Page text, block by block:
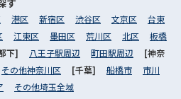
す
港区 新宿区 渋谷区 文京区
台東
江東区 墨田区 荒川区 北区
板橋
下] 八王子駅周辺 町田駅周辺
[神奈
その他神奈川区 [千葉] 船橋市
市川
その他埼玉全域